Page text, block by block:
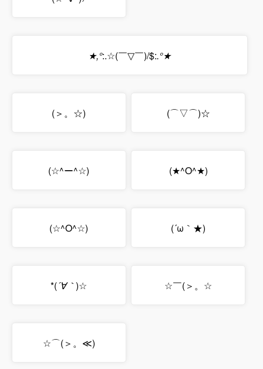
★,°:.☆(￣▽￣)/$:.°★
(＞。☆) (⌒▽⌒)☆
(☆^ー^☆) (★^O^★)
(☆^O^☆) (´ω｀★)
*(´∀｀)☆ ☆￣(＞。☆
☆⌒(＞。≪)